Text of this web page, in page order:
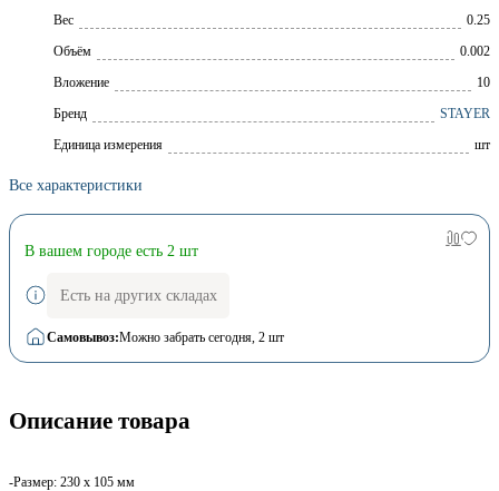
Вес
0.25
Объём
0.002
Вложение
10
Брeнд
STAYER
Единица измерения
шт
Все характеристики
В вашем городе есть 2 шт
Есть на других складах
Самовывоз:Можно забрать сегодня, 2 шт
Описание товара
-Размер: 230 x 105 мм